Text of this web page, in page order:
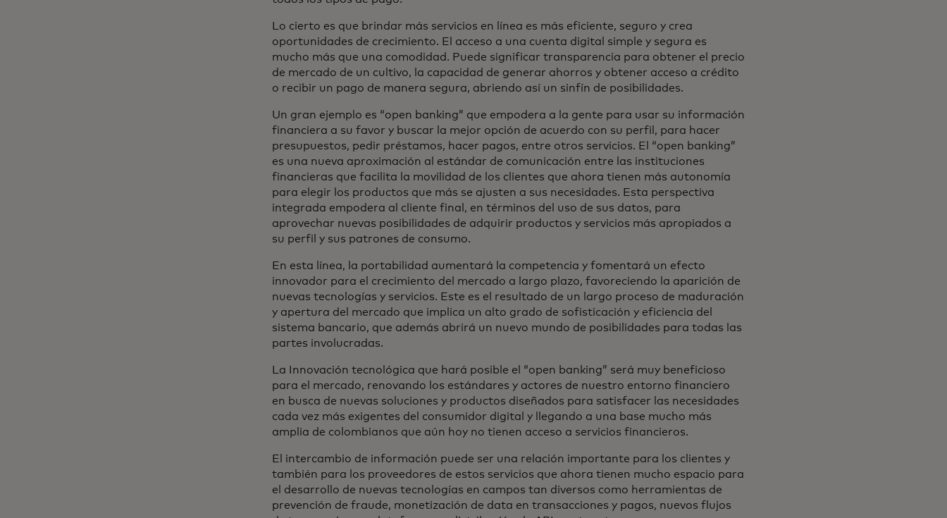
Lo cierto es que brindar más servicios en línea es más eficiente, seguro y crea
oportunidades de crecimiento. El acceso a una cuenta digital simple y segura es
mucho más que una comodidad. Puede significar transparencia para obtener el precio
de mercado de un cultivo, la capacidad de generar ahorros y obtener acceso a crédito
o recibir un pago de manera segura, abriendo así un sinfín de posibilidades.
Un gran ejemplo es “open banking” que empodera a la gente para usar su información
financiera a su favor y buscar la mejor opción de acuerdo con su perfil, para hacer
presupuestos, pedir préstamos, hacer pagos, entre otros servicios. El “open banking”
es una nueva aproximación al estándar de comunicación entre las instituciones
financieras que facilita la movilidad de los clientes que ahora tienen más autonomía
para elegir los productos que más se ajusten a sus necesidades. Esta perspectiva
integrada empodera al cliente final, en términos del uso de sus datos, para
aprovechar nuevas posibilidades de adquirir productos y servicios más apropiados a
su perfil y sus patrones de consumo.
En esta línea, la portabilidad aumentará la competencia y fomentará un efecto
innovador para el crecimiento del mercado a largo plazo, favoreciendo la aparición de
nuevas tecnologías y servicios. Este es el resultado de un largo proceso de maduración
y apertura del mercado que implica un alto grado de sofisticación y eficiencia del
sistema bancario, que además abrirá un nuevo mundo de posibilidades para todas las
partes involucradas.
La Innovación tecnológica que hará posible el “open banking” será muy beneficioso
para el mercado, renovando los estándares y actores de nuestro entorno financiero
en busca de nuevas soluciones y productos diseñados para satisfacer las necesidades
cada vez más exigentes del consumidor digital y llegando a una base mucho más
amplia de colombianos que aún hoy no tienen acceso a servicios financieros.
El intercambio de información puede ser una relación importante para los clientes y
también para los proveedores de estos servicios que ahora tienen mucho espacio para
el desarrollo de nuevas tecnologías en campos tan diversos como herramientas de
prevención de fraude, monetización de data en transacciones y pagos, nuevos flujos